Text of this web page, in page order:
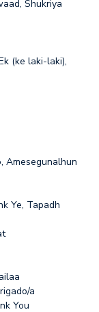
Shukriya
(ke laki-laki),
Amesegunalhun
Ye, Tapadh
a
You